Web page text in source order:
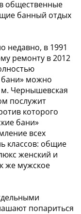
общественные
банный отдых
недавно, в 1991
ремонту в 2012
бани» можно
м. Чернышевская
послужит
которого
бани»
всех
классов: общие
женский и
же мужское
попариться